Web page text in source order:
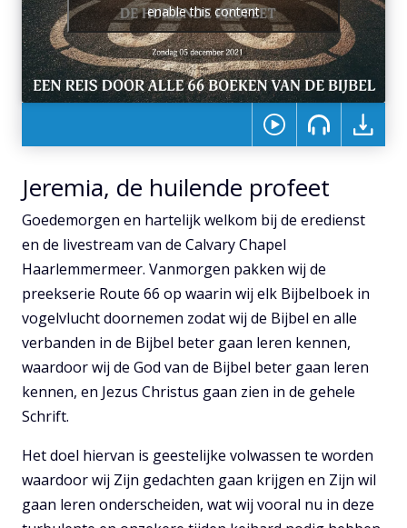
enable this content
Jeremia, de huilende profeet
Goedemorgen en hartelijk welkom bij de eredienst
en de livestream van de Calvary Chapel
Haarlemmermeer. Vanmorgen pakken wij de
preekserie Route 66 op waarin wij elk Bijbelboek in
vogelvlucht doornemen zodat wij de Bijbel en alle
verbanden in de Bijbel beter gaan leren kennen,
waardoor wij de God van de Bijbel beter gaan leren
kennen, en Jezus Christus gaan zien in de gehele
Schrift.
Het doel hiervan is geestelijke volwassen te worden
waardoor wij Zijn gedachten gaan krijgen en Zijn wil
gaan leren onderscheiden, wat wij vooral nu in deze